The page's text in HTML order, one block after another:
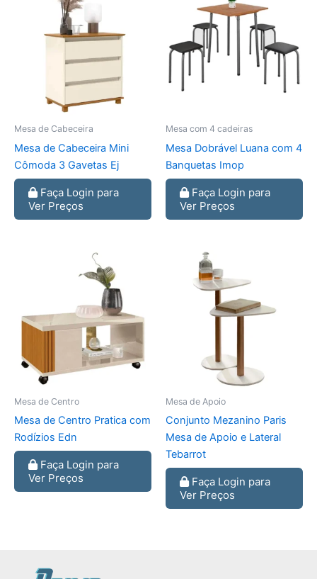
Mesa de Cabeceira
Mesa de Cabeceira Mini
Cômoda 3 Gavetas Ej
Faça Login para
Ver Preços
Mesa com 4 cadeiras
Mesa Dobrável Luana com 4
Banquetas Imop
Faça Login para
Ver Preços
Mesa de Centro
Mesa de Centro Pratica com
Rodízios Edn
Faça Login para
Ver Preços
Mesa de Apoio
Conjunto Mezanino Paris
Mesa de Apoio e Lateral
Tebarrot
Faça Login para
Ver Preços